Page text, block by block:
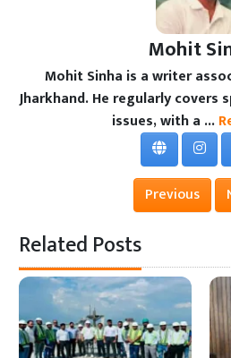
Mohit
Mohit Sinha is a writer
Jharkhand. He regularly covers
issues, with a ...
Previous
Related Posts